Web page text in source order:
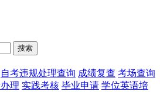
搜索
自考违规处理查询 成绩复查 考场查询
理 实践考核 毕业申请 学位英语培